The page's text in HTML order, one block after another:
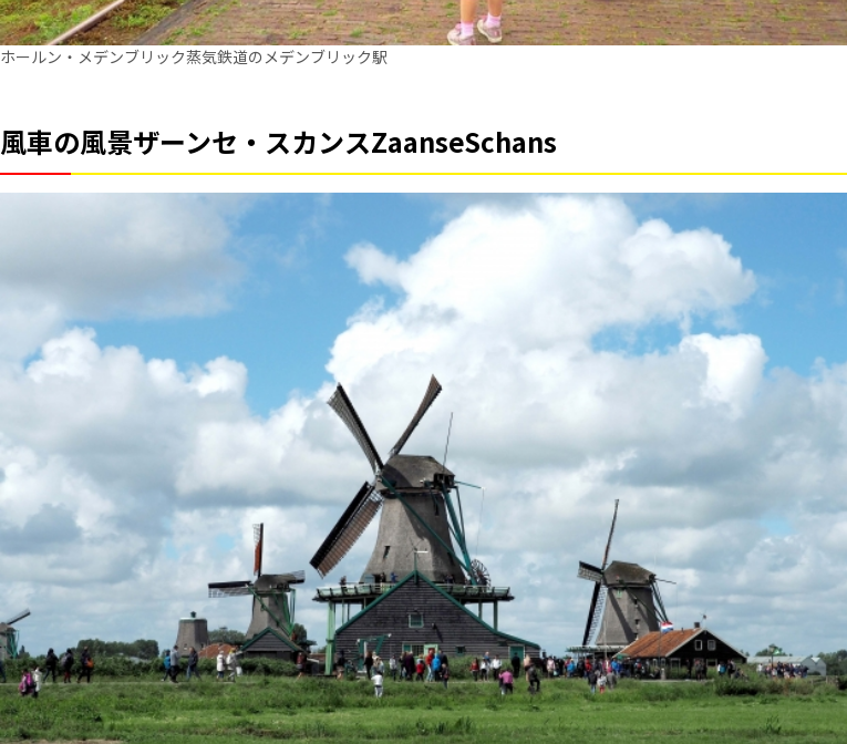
ホールン・メデンブリック蒸気鉄道のメデンブリック駅
風車の風景ザーンセ・スカンスZaanseSchans